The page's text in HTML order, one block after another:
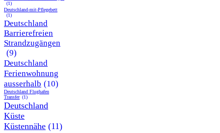
(1)
Deutschland-mit-Pflegebett
(1)
Deutschland
Barrierefreien
Strandzugängen
(9)
Deutschland
Ferienwohnung
ausserhalb (10)
Deutschland Flughafen
Transfer (1)
Deutschland
Küste
Küstennähe (11)